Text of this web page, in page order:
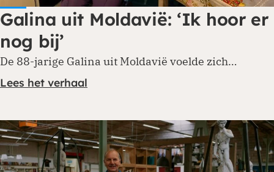
Galina uit Moldavië: ‘Ik hoor er
nog bij’
De 88-jarige Galina uit Moldavië voelde zich…
Lees het verhaal